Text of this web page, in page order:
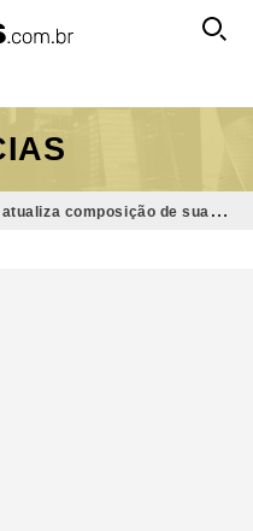
atualiza composição de sua